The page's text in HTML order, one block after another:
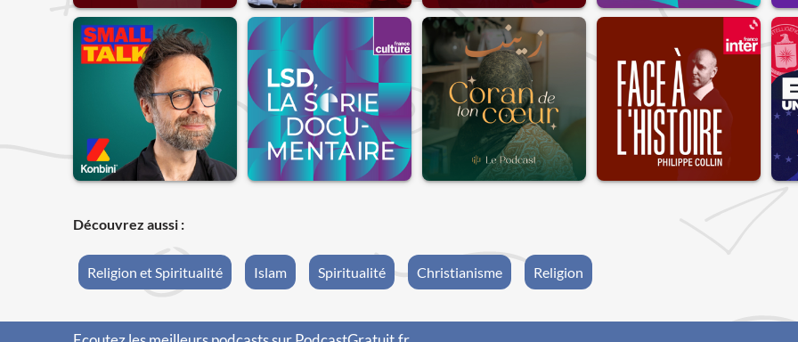
Découvrez aussi :
Religion et Spiritualité Islam Spiritualité Christianisme Religion